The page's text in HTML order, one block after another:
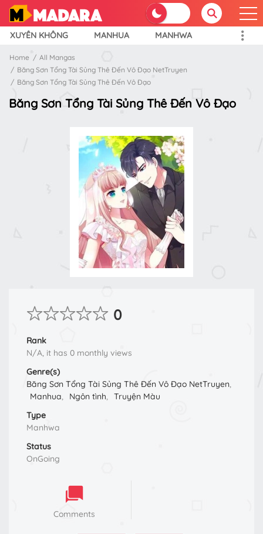
XUYÊN KHÔNG MANHUA MANHWA
Home
All Mangas
Băng Sơn Tổng Tài Sủng Thê Đến Vô Đạo NetTruyen
Băng Sơn Tổng Tài Sủng Thê Đến Vô Đạo
Băng Sơn Tổng Tài Sủng Thê Đến Vô Đạo
0
Rank
N/A, it has 0 monthly views
Genre(s)
Băng Sơn Tổng Tài Sủng Thê Đến Vô Đạo NetTruyen,
Manhua, Ngôn tình, Truyện Màu
Type
Manhwa
Status
OnGoing
Comments